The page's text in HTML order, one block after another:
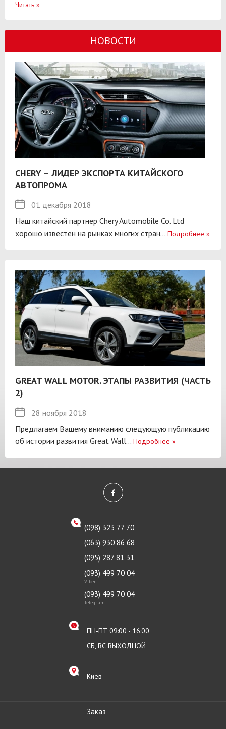
Читать »
НОВОСТИ
CHERY – ЛИДЕР ЭКСПОРТА КИТАЙСКОГО
АВТОПРОМА
01 декабря 2018
Наш китайский партнер Chery Automobile Co. Ltd
хорошо известен на рынках многих стран... Подробнее »
GREAT WALL MOTOR. ЭТАПЫ РАЗВИТИЯ (ЧАСТЬ
2)
28 ноября 2018
Предлагаем Вашему вниманию следующую публикацию
об истории развития Great Wall... Подробнее »
(098) 323 77 70
(063) 930 86 68
(095) 287 81 31
(093) 499 70 04
Viber
(093) 499 70 04
Telegram
ПН-ПТ 09:00 - 16:00
СБ, ВС ВЫХОДНОЙ
Киев
Заказ